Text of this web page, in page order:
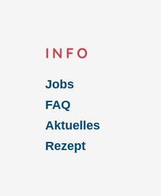
INFO
Jobs
FAQ
Aktuelles
Rezept